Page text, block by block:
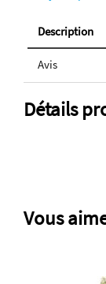
Description
Avis
Détails
Vous